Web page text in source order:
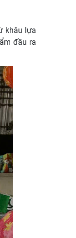
khâu lựa
đầu ra